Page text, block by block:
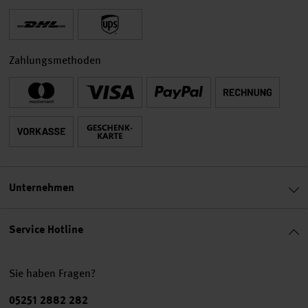
Service Hotline
Sie haben Fragen?
Telefonnummer
05251 2882 282
Zahlungsmethoden
Unternehmen